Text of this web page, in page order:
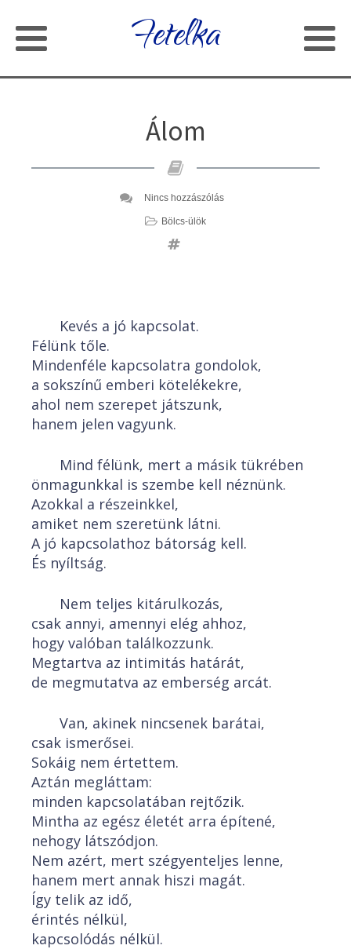
Fetelka
Álom
Nincs hozzászólás
Bölcs-ülök
Kevés a jó kapcsolat.
Félünk tőle.
Mindenféle kapcsolatra gondolok,
a sokszínű emberi kötelékekre,
ahol nem szerepet játszunk,
hanem jelen vagyunk.
Mind félünk, mert a másik tükrében
önmagunkkal is szembe kell néznünk.
Azokkal a részeinkkel,
amiket nem szeretünk látni.
A jó kapcsolathoz bátorság kell.
És nyíltság.
Nem teljes kitárulkozás,
csak annyi, amennyi elég ahhoz,
hogy valóban találkozzunk.
Megtartva az intimitás határát,
de megmutatva az emberség arcát.
Van, akinek nincsenek barátai,
csak ismerősei.
Sokáig nem értettem.
Aztán megláttam:
minden kapcsolatában rejtőzik.
Mintha az egész életét arra építené,
nehogy látszódjon.
Nem azért, mert szégyenteljes lenne,
hanem mert annak hiszi magát.
Így telik az idő,
érintés nélkül,
kapcsolódás nélkül.